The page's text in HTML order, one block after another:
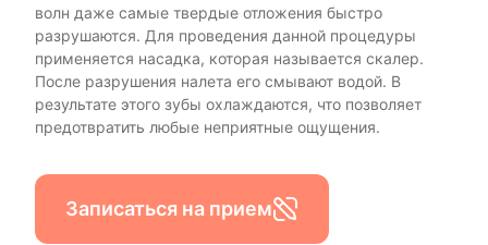
волн даже самые твердые отложения быстро
разрушаются. Для проведения данной процедуры
применяется насадка, которая называется скалер.
После разрушения налета его смывают водой. В
результате этого зубы охлаждаются, что позволяет
предотвратить любые неприятные ощущения.
Записаться на прием